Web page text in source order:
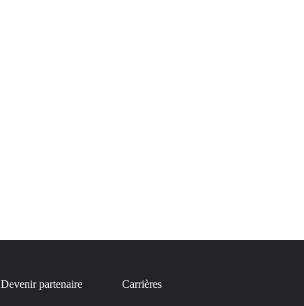
Devenir partenaire Carrières